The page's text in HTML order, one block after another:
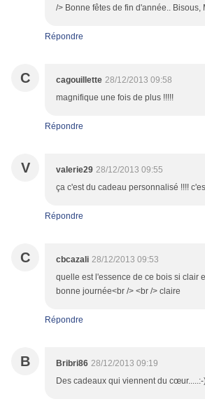
/> Bonne fêtes de fin d'année.. Bisous,
Répondre
C cagouillette 28/12/2013 09:58
magnifique une fois de plus !!!!!
Répondre
V valerie29 28/12/2013 09:55
ça c'est du cadeau personnalisé !!!!
Répondre
C cbcazali 28/12/2013 09:53
quelle est l'essence de ce bois si clair
bonne journée<br /> <br /> claire
Répondre
B Bribri86 28/12/2013 09:19
Des cadeaux qui viennent du cœur.....:-